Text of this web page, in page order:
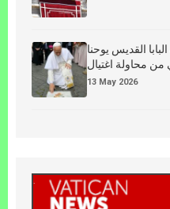
القديس يوحنا
من محاولة اغتيال
13 May 2026